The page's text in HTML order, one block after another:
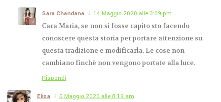
Sara Chandana
14 Maggio 2020 alle 3:09 pm
Cara Maria, se non si fosse capito sto facendo
conoscere questa storia per portare attenzione su
questa tradizione e modificarla. Le cose non
cambiano finchè non vengono portate alla luce.
Rispondi
Elisa
6 Maggio 2020 alle 8:19 am